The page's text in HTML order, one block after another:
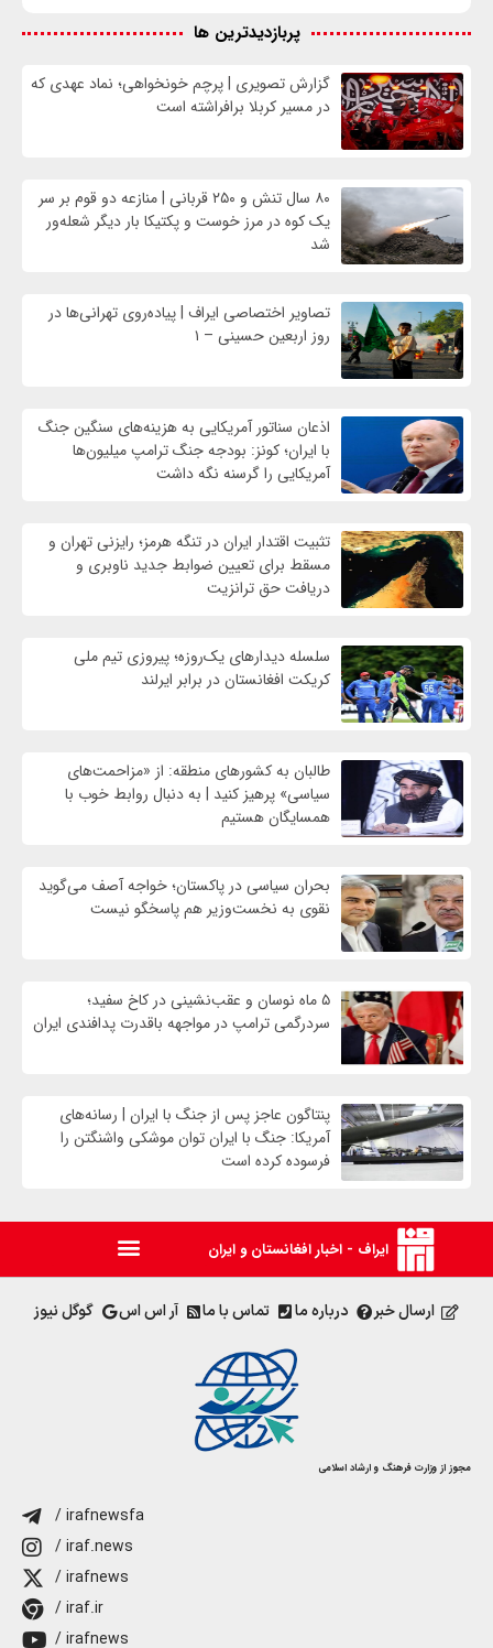
پربازدیدترین ها
گزارش تصویری | پرچم خونخواهی؛ نماد عهدی که
در مسیر کربلا برافراشته است
۸۰ سال تنش و ۲۵۰ قربانی | منازعه دو قوم بر سر
یک کوه در مرز خوست و پکتیکا بار دیگر شعله‌ور
شد
تصاویر اختصاصی ایراف | پیاده‌روی تهرانی‌ها در
روز اربعین حسینی – ۱
اذعان سناتور آمریکایی به هزینه‌های سنگین جنگ
با ایران؛ کونز: بودجه جنگ ترامپ میلیون‌ها
آمریکایی را گرسنه نگه داشت
تثبیت اقتدار ایران در تنگه هرمز؛ رایزنی تهران و
مسقط برای تعیین ضوابط جدید ناوبری و
دریافت حق ترانزیت
سلسله دیدارهای یک‌روزه؛ پیروزی تیم ملی
کریکت افغانستان در برابر ایرلند
طالبان به کشورهای منطقه: از «مزاحمت‌های
سیاسی» پرهیز کنید | به دنبال روابط خوب با
همسایگان هستیم
بحران سیاسی در پاکستان؛ خواجه آصف می‌گوید
نقوی به نخست‌وزیر هم پاسخگو نیست
۵ ماه نوسان و عقب‌نشینی در کاخ سفید؛
سردرگمی ترامپ در مواجهه باقدرت پدافندی ایران
پنتاگون عاجز پس از جنگ با ایران | رسانه‌های
آمریکا: جنگ با ایران توان موشکی واشنگتن را
فرسوده کرده است
ایراف - اخبار افغانستان و ایران
ارسال خبر درباره ما تماس با ما آر اس اس گوگل نیوز
مجوز از وزارت فرهنگ و ارشاد اسلامی
/ irafnewsfa
/ iraf.news
/ irafnews
/ iraf.ir
/ irafnews